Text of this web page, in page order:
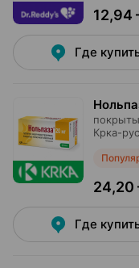
12,94
Где
Крка-рус
24,20
Где